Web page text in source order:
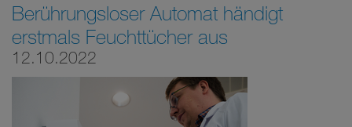
Berührungsloser Automat händigt
erstmals Feuchttücher aus
12.10.2022